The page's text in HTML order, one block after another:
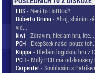
LHS- Není to HotRod?
Roberto Bruno- Ahoj, sháním
vid...
kiwi - Zdravim, hledam hru, kte...
PCH- DeepSeek našel pouze
Kuppa - Hledám logickou hru z
PCH- Mdlý PCH má odzkoušený
Carpenter- Souhlasím s